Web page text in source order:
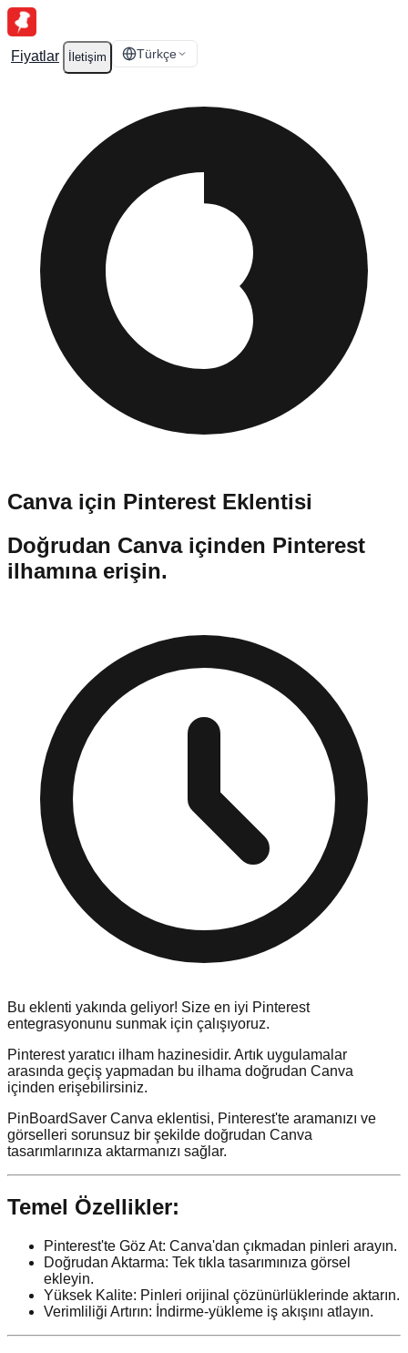
Fiyatlar İletişim Türkçe
Canva için Pinterest Eklentisi
Doğrudan Canva içinden Pinterest
ilhamına erişin.
Bu eklenti yakında geliyor! Size en iyi Pinterest
entegrasyonunu sunmak için çalışıyoruz.
Pinterest yaratıcı ilham hazinesidir. Artık uygulamalar
arasında geçiş yapmadan bu ilhama doğrudan Canva
içinden erişebilirsiniz.
PinBoardSaver Canva eklentisi, Pinterest'te aramanızı ve
görselleri sorunsuz bir şekilde doğrudan Canva
tasarımlarınıza aktarmanızı sağlar.
Temel Özellikler:
Pinterest'te Göz At: Canva'dan çıkmadan pinleri arayın.
Doğrudan Aktarma: Tek tıkla tasarımınıza görsel
ekleyin.
Yüksek Kalite: Pinleri orijinal çözünürlüklerinde aktarın.
Verimliliği Artırın: İndirme-yükleme iş akışını atlayın.